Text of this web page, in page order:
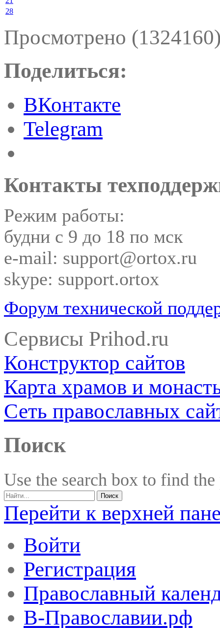
28
Просмотрено
Поделиться:
ВКонтакте
Telegram
Контакты
Режим работы:
будни с 9 до 18 по мск
e-mail: support@ortox.ru
skype: support.ortox
Форум технической
Сервисы Prihod.ru
Конструктор сайтов
Карта храмов и
Сеть православных
Поиск
Use the search box to find
Перейти к верхней
Войти
Регистрация
Православный
В-Православии.рф